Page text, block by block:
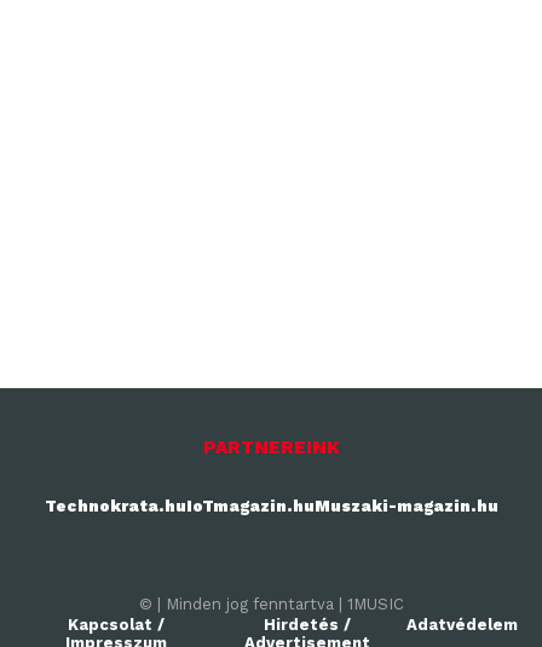
PARTNEREINK
Technokrata.huIoTmagazin.huMuszaki-magazin.hu
© | Minden jog fenntartva | 1MUSIC
Kapcsolat /
Impresszum
Hirdetés /
Advertisement
Adatvédelem